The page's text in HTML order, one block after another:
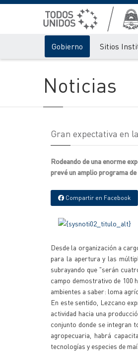
Gobierno Sitios
Noticias
Gran expectativa en
Rodeando de una enorme
prevé un amplio programa
Compartir en Facebook
Desde la organización a
para la apertura y las
subrayando que "serán
campo demostrativo de 100
ambientes a saber: loma
En este sentido, Lezcano
actividad hacia una
conjunto donde se integran
agropecuaria, habrá
tecnologías y especies de